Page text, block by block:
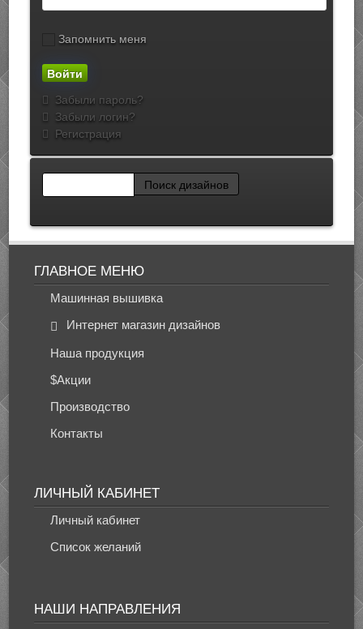
Запомнить меня
Забыли пароль?
Забыли логин?
Регистрация
ГЛАВНОЕ МЕНЮ
Машинная вышивка
Интернет магазин дизайнов
Наша продукция
$Акции
Производство
Контакты
ЛИЧНЫЙ КАБИНЕТ
Личный кабинет
Список желаний
НАШИ НАПРАВЛЕНИЯ